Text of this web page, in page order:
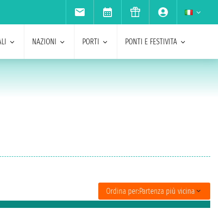
NAZIONI PORTI PONTI E FESTIVITA
Ordina per:Partenza più vicina